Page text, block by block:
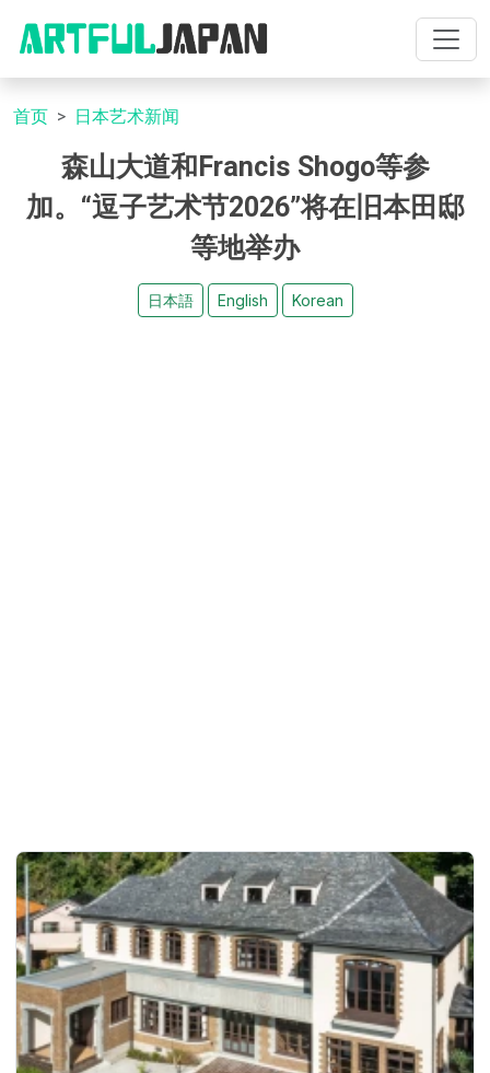
首页 日本艺术新闻
森山大道和Francis Shogo等参
加。“逗子艺术节2026”将在旧本田邸
等地举办
日本語 English Korean